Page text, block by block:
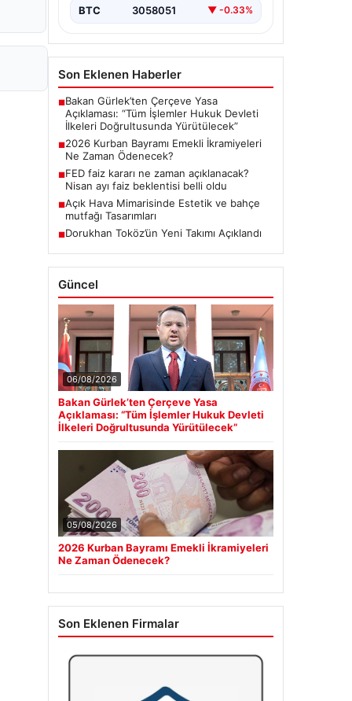
BTC 3058051 ▼ -0.33%
Son Eklenen Haberler
■Bakan Gürlek’ten Çerçeve Yasa
Açıklaması: “Tüm İşlemler Hukuk Devleti
İlkeleri Doğrultusunda Yürütülecek”
■2026 Kurban Bayramı Emekli İkramiyeleri
Ne Zaman Ödenecek?
■FED faiz kararı ne zaman açıklanacak?
Nisan ayı faiz beklentisi belli oldu
■Açık Hava Mimarisinde Estetik ve bahçe
mutfağı Tasarımları
■Dorukhan Toköz’ün Yeni Takımı Açıklandı
Güncel
06/08/2026
Bakan Gürlek’ten Çerçeve Yasa
Açıklaması: “Tüm İşlemler Hukuk Devleti
İlkeleri Doğrultusunda Yürütülecek”
05/08/2026
2026 Kurban Bayramı Emekli İkramiyeleri
Ne Zaman Ödenecek?
Son Eklenen Firmalar